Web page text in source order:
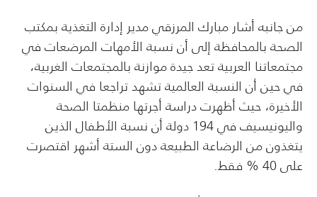
من جانبه أشار مبارك المرزقي مدير إدارة التغذية بمكتب
الصحة بالمحافظة إلى أن نسبة الأمهات المرضعات في
مجتمعاتنا العربية تعد جيدة موازنة بالمجتمعات الغربية،
في حين أن النسبة العالمية تشهد تراجعا في السنوات
الأخيرة، حيث أظهرت دراسة أجرتها منظمتا الصحة
واليونيسيف في 194 دولة أن نسبة الأطفال الذين
يتغذون من الرضاعة الطبيعة دون الستة أشهر اقتصرت
على 40 % فقط.